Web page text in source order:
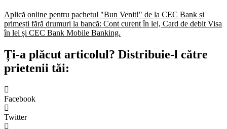
Aplică online pentru pachetul "Bun Venit!" de la CEC Bank și
primești fără drumuri la bancă: Cont curent în lei, Card de debit Visa
în lei și CEC Bank Mobile Banking.​
Ți-a plăcut articolul? Distribuie-l către
prietenii tăi:
Facebook
Twitter